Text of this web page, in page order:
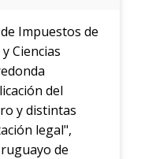
Impuestos de
Ciencias
del
y distintas
legal",
de